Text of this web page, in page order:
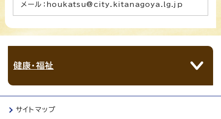
メール：houkatsu@city.kitanagoya.lg.jp
健康・福祉
サイトマップ